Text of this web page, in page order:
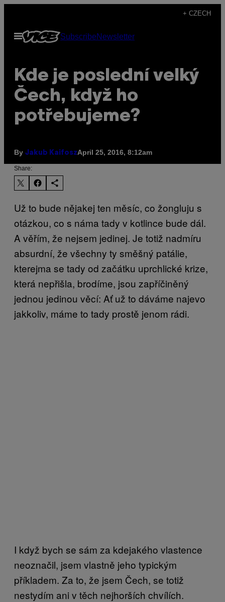
content
+ CZECH
Open
Menu
SubscribeNewsletter
Kde je poslední velký
Čech, když ho
potřebujeme?
By Jakub KaifoszApril 25, 2016, 8:12am
Share:
Už to bude nějakej ten měsíc, co žongluju s
otázkou, co s náma tady v kotlince bude dál.
A věřím, že nejsem jedinej. Je totiž nadmíru
absurdní, že všechny ty směšný patálie,
kterejma se tady od začátku uprchlické krize,
která nepřišla, brodíme, jsou zapříčiněný
jednou jedinou věcí: Ať už to dáváme najevo
jakkoliv, máme to tady prostě jenom rádi.
I když bych se sám za kdejakého vlastence
neoznačil, jsem vlastně jeho typickým
příkladem. Za to, že jsem Čech, se totiž
nestydím ani v těch nejhorších chvílích.